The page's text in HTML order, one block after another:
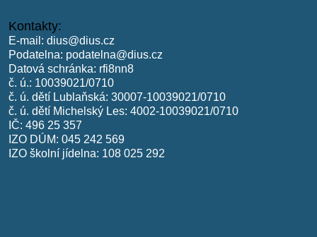
Kontakty:
E-mail: dius@dius.cz
Podatelna: podatelna@dius.cz
Datová schránka: rfi8nn8
č. ú.: 10039021/0710
č. ú. dětí Lublaňská: 30007-10039021/0710
č. ú. dětí Michelský Les: 4002-10039021/0710
IČ: 496 25 357
IZO DÚM: 045 242 569
IZO školní jídelna: 108 025 292